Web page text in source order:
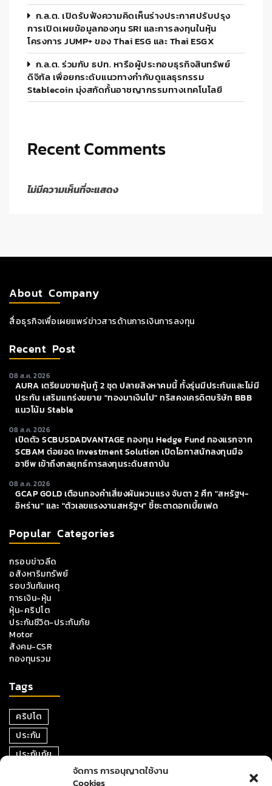
จัดการ การอนุญาตใช้งาน
Cookies
ก.ล.ต. เปิดรับฟังความคิดเห็นร่างประกาศปรับปรุง
การเปิดเผยข้อมูลกองทุน SRI และการลงทุนในหุ้น
โครงการ JUMP+ ของ Thai ESG และ Thai ESGX
ก.ล.ต. ร่วมกับ ธปท. หารือผู้ประกอบธุรกิจสินทรัพย์
ดิจิทัล เพื่อยกระดับแนวทางกำกับดูแลธุรกรรม
Stablecoin มุ่งสกัดกั้นอาชญากรรมทางเทคโนโลยี
Recent Comments
ไม่มีความเห็นที่จะแสดง
About Company
สื่อธุรกิจเพื่อเผยแพร่ข่าวสารด้านการเงินการลงทุน
Recent Post
08 ส.ค. 2026
AURA เตรียมขายหุ้นกู้ 2 ชุด ปลายสิงหาคมนี้ ทั้งรุ่นมีประกันและไม่มี
ประกัน เสริมแกร่งขยาย "ทองมาเงินไป" ทริสคงเครดิตบริษัท BBB
แนวโน้ม Stable
08 ส.ค. 2026
เปิดตัว SCBUSDADVANTAGE กองทุน Hedge Fund กองแรกจาก
SCBAM ต่อยอด Investment Solution เปิดโอกาสนักลงทุนมือ
อาชีพ เข้าถึงกลยุทธ์การลงทุนระดับสถาบัน
08 ส.ค. 2026
GCAP GOLD เตือนทองคำเสี่ยงผันผวนแรง จับตา 2 ศึก "สหรัฐฯ-
อิหร่าน" และ "ตัวเลขแรงงานสหรัฐฯ" ชี้ชะตาดอกเบี้ยเฟด
Popular Categories
กรอบข่าวลีด
อสังหาริมทรัพย์
รอบวันทันเหตุ
การเงิน-หุ้น
หุ้น-คริปโต
ประกันชีวิต-ประกันภัย
Motor
สังคม-CSR
กองทุนรวม
Tags
คริปโต
ประกัน
ประกันภัย